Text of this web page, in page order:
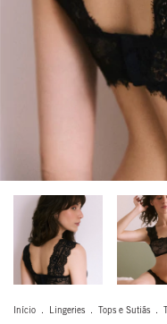
Início . Lingeries . Tops e Sutiãs .